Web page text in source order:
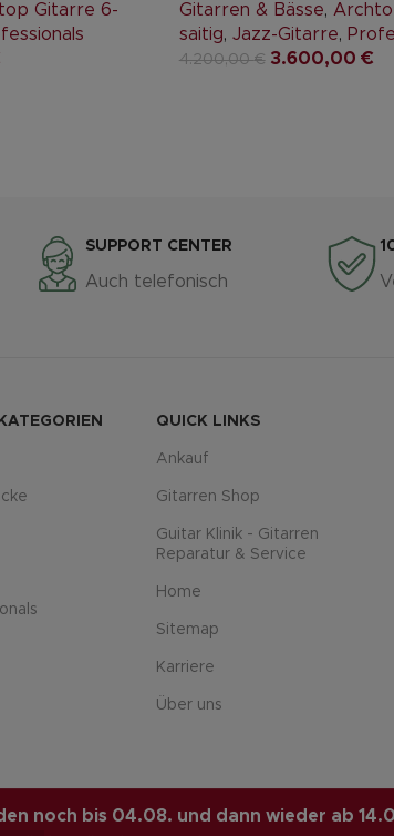
noch bis 04.08. und dann wieder ab
Gitarre 6-
Gitarren & Bässe,
saitig, Jazz-Gitarre,
4.200,00€ 3.600,00 €
SUPPORT CENTER
Auch telefonisch
QUICK LINKS
Ankauf
Gitarren Shop
Guitar Klinik - Gitarren
Reparatur & Service
Home
Sitemap
Karriere
Über uns
COMMERCE